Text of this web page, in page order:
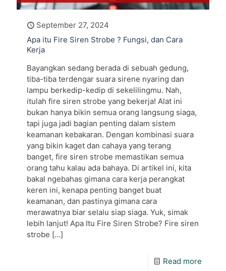
September 27, 2024
Apa itu Fire Siren Strobe ? Fungsi, dan Cara
Kerja
Bayangkan sedang berada di sebuah gedung,
tiba-tiba terdengar suara sirene nyaring dan
lampu berkedip-kedip di sekelilingmu. Nah,
itulah fire siren strobe yang bekerja! Alat ini
bukan hanya bikin semua orang langsung siaga,
tapi juga jadi bagian penting dalam sistem
keamanan kebakaran. Dengan kombinasi suara
yang bikin kaget dan cahaya yang terang
banget, fire siren strobe memastikan semua
orang tahu kalau ada bahaya. Di artikel ini, kita
bakal ngebahas gimana cara kerja perangkat
keren ini, kenapa penting banget buat
keamanan, dan pastinya gimana cara
merawatnya biar selalu siap siaga. Yuk, simak
lebih lanjut! Apa Itu Fire Siren Strobe? Fire siren
strobe […]
Read more